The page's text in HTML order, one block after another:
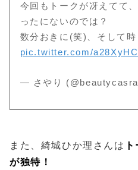
今回もトークが冴えてて
ったにないのでは？
数分おきに(笑)、そして
pic.twitter.com/
— さやり
また、綺城ひか理さんは
が独特！